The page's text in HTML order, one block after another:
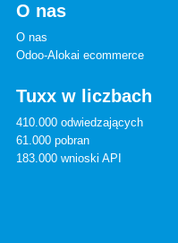
O nas
O nas
Odoo-Alokai ecommerce
Tuxx w liczbach
410.000 odwiedzających
61.000 pobran
183.000 wnioski API